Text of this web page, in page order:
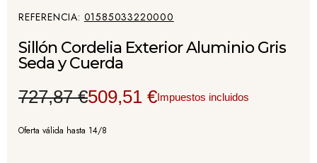
REFERENCIA 01585033220000
Sillón Cordelia Exterior Aluminio Gris
Seda y Cuerda
727,87 €509,51 €Impuestos incluidos
Oferta válida hasta 14/8